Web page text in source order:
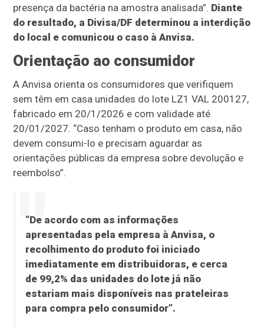
presença da bactéria na amostra analisada”. Diante
do resultado, a Divisa/DF determinou a interdição
do local e comunicou o caso à Anvisa.
Orientação ao consumidor
A Anvisa orienta os consumidores que verifiquem
sem têm em casa unidades do lote LZ1 VAL 200127,
fabricado em 20/1/2026 e com validade até
20/01/2027. “Caso tenham o produto em casa, não
devem consumi-lo e precisam aguardar as
orientações públicas da empresa sobre devolução e
reembolso”.
“De acordo com as informações
apresentadas pela empresa à Anvisa, o
recolhimento do produto foi iniciado
imediatamente em distribuidoras, e cerca
de 99,2% das unidades do lote já não
estariam mais disponíveis nas prateleiras
para compra pelo consumidor”.